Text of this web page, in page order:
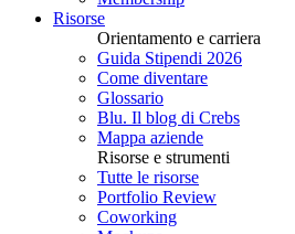
Risorse
Orientamento e carriera
Guida Stipendi 2026
Come diventare
Glossario
Blu. Il blog di Crebs
Mappa aziende
Risorse e strumenti
Tutte le risorse
Portfolio Review
Coworking